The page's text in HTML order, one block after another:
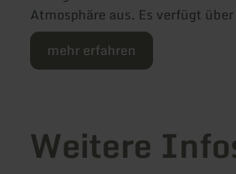
Atmosphäre aus. Es verfügt
mehr erfahren
Weitere